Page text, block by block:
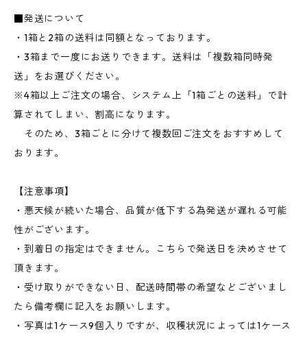
■発送について
・1箱と2箱の送料は同額となっております。
・3箱まで一度にお送りできます。送料は「複数箱同時発
送」をお選びください。
※4箱以上ご注文の場合、システム上「1箱ごとの送料」で計
算されてしまい、割高になります。
そのため、3箱ごとに分けて複数回ご注文をおすすめして
おります。
【注意事項】
・悪天候が続いた場合、品質が低下する為発送が遅れる可能
性がございます。
・到着日の指定はできません。こちらで発送日を決めさせて
頂きます。
・受け取りができない日、配送時間帯の希望などございまし
たら備考欄に記入をお願いします。
・写真は1ケース9個入りですが、収穫状況によっては1ケース